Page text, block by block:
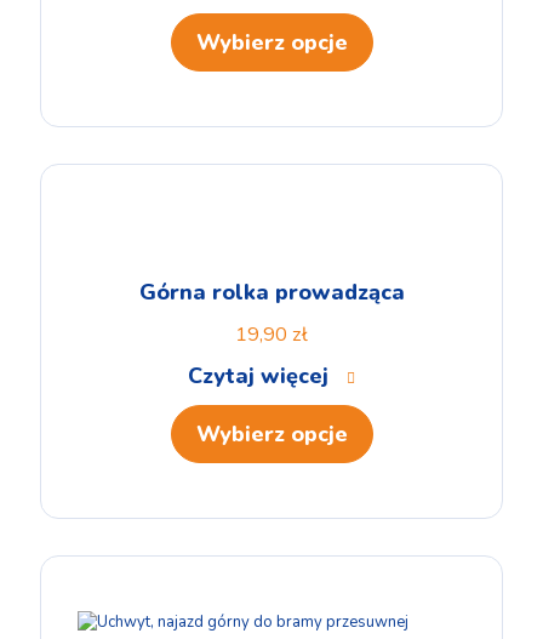
Wybierz opcje
Górna rolka prowadząca
19,90 zł
Czytaj więcej
Wybierz opcje